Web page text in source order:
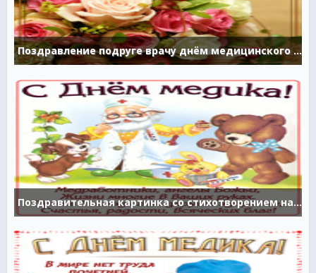
Поздравление подруге врачу днём медицинского работника
Поздравительная картинка со стихотворением на день медика